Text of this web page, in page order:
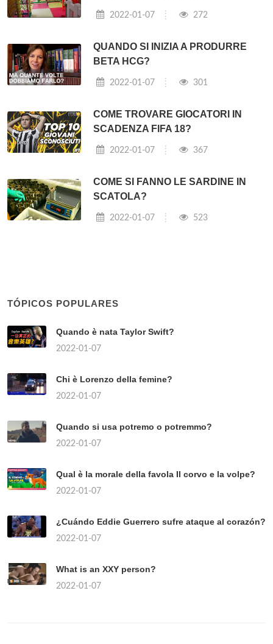
2022-01-07 272
QUANDO SI INIZIA A PRODURRE
BETA HCG?
2022-01-07 301
COME TROVARE GIOCATORI IN
SCADENZA FIFA 18?
2022-01-07 367
COME SI FANNO LE SARDINE IN
SCATOLA?
2022-01-07 523
TÓPICOS POPULARES
Quando è nata Taylor Swift?
2022-01-07
Chi è Lorenzo della femine?
2022-01-07
Quando si usa potremo o potremmo?
2022-01-07
Qual è la morale della favola Il corvo e la volpe?
2022-01-07
¿Cuándo Eddie Guerrero sufre ataque al corazón?
2022-01-07
What is an XXY person?
2022-01-07